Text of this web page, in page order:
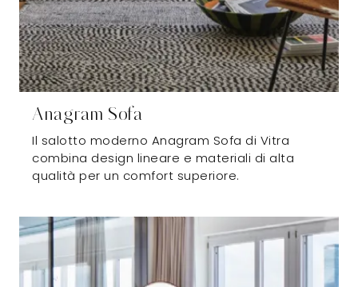
Anagram Sofa
Il salotto moderno Anagram Sofa di Vitra
combina design lineare e materiali di alta
qualità per un comfort superiore.